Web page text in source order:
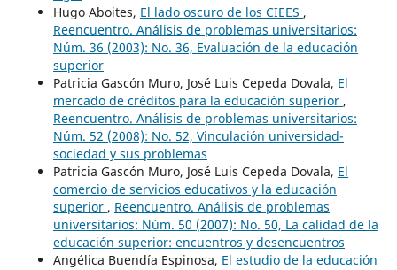
Hugo Aboites, El lado oscuro de los CIEES ,
Reencuentro. Análisis de problemas universitarios:
Núm. 36 (2003): No. 36, Evaluación de la educación
superior
Patricia Gascón Muro, José Luis Cepeda Dovala, El
mercado de créditos para la educación superior ,
Reencuentro. Análisis de problemas universitarios:
Núm. 52 (2008): No. 52, Vinculación universidad-
sociedad y sus problemas
Patricia Gascón Muro, José Luis Cepeda Dovala, El
comercio de servicios educativos y la educación
superior , Reencuentro. Análisis de problemas
universitarios: Núm. 50 (2007): No. 50, La calidad de la
educación superior: encuentros y desencuentros
Angélica Buendía Espinosa, El estudio de la educación